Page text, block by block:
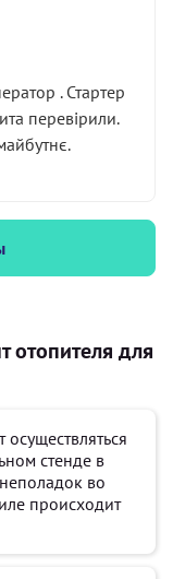
. Стартер
перевірили.
отопителя для
стенде в
во
происходит